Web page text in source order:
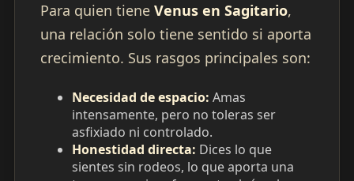
Para quien tiene Venus en Sagitario,
una relación solo tiene sentido si aporta
crecimiento. Sus rasgos principales son:
Necesidad de espacio: Amas
intensamente, pero no toleras ser
asfixiado ni controlado.
Honestidad directa: Dices lo que
sientes sin rodeos, lo que aporta una